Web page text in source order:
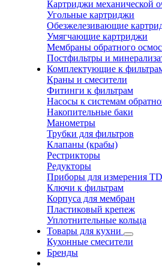
Картриджи механической
Угольные картриджи
Обезжелезивающие
Умягчающие картриджи
Мембраны обратного
Постфильтры и
Комплектующие к
Краны и смесители
Фитинги к фильтрам
Насосы к системам
Накопительные баки
Манометры
Трубки для фильтров
Клапаны (крабы)
Рестрикторы
Редукторы
Приборы для измерения
Ключи к фильтрам
Корпуса для мембран
Пластиковый крепеж
Уплотнительные кольца
Товары для кухни
Кухонные смесители
Бренды